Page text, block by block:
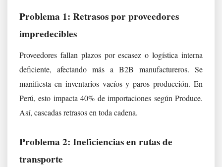
Problema 1: Retrasos por proveedores
impredecibles
Proveedores fallan plazos por escasez o logística interna
deficiente, afectando más a B2B manufactureros. Se
manifiesta en inventarios vacíos y paros producción. En
Perú, esto impacta 40% de importaciones según Produce.
Así, cascadas retrasos en toda cadena.
Problema 2: Ineficiencias en rutas de
transporte